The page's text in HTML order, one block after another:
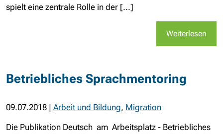
spielt eine zentrale Rolle in der [...]
Weiterlesen
Betriebliches Sprachmentoring
09.07.2018 | Arbeit und Bildung, Migration
Die Publikation Deutsch am Arbeitsplatz - Betriebliches